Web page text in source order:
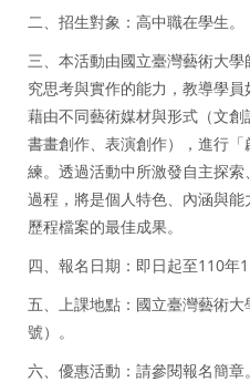
二、招生對象：高中職在學生。
三、本活動由國立臺灣藝術大
究思考與實作的能力，教導學
藉由不同藝術媒材與形式（文創
書畫創作、表演創作），進行
練。透過活動中所激發自主探
過程，將是個人特色、內涵與
歷程檔案的最佳成果。
四、報名日期：即日起至110年
五、上課地點：國立臺灣藝術
號）。
六、優惠活動：請參閱報名簡章。